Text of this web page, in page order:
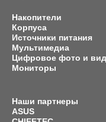
Накопители
Корпуса
Источники питания
Мультимедиа
Цифровое фото и
Мониторы
Наши партнеры
ASUS